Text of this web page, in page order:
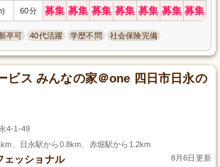
60分 募集 募集 募集 募集 募集 募集 募集
新卒可 40代活躍 学歴不問 社会保険完備
ビス みんなの家＠one 四日市日永の
4-1-49
、日永駅から0.8km、赤堀駅から1.2km
ェッショナル 8月6日更新